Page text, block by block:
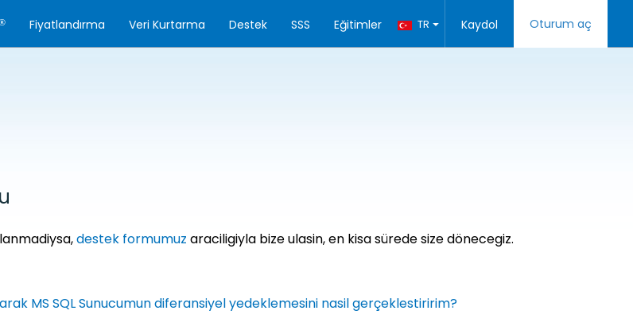
Kaydol Oturum aç
TR
Fiyatlandırma Veri Kurtarma Destek SSS Eğitimler
destek formumuz araciligiyla bize ulasin, en kisa sürede size dönecegiz.
MS SQL Sunucumun diferansiyel yedeklemesini nasil gerçeklestiririm?